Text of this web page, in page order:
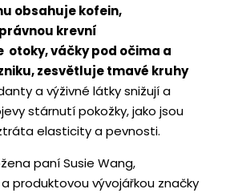
obsahuje kofein,
krevní
váčky pod očima a
zesvětluje tmavé kruhy
a výživné látky snižují a
stárnutí pokožky, jako jsou
elasticity a pevnosti.
paní Susie Wang,
produktovou vývojářkou značky